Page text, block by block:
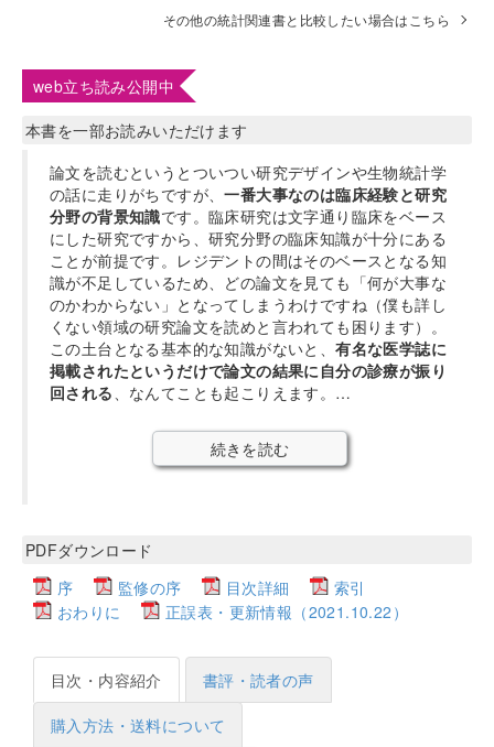
その他の統計関連書と比較したい場合はこちら
web立ち読み公開中
本書を一部お読みいただけます
論文を読むというとついつい研究デザインや生物統計学
の話に走りがちですが、一番大事なのは臨床経験と研究
分野の背景知識です。臨床研究は文字通り臨床をベース
にした研究ですから、研究分野の臨床知識が十分にある
ことが前提です。レジデントの間はそのベースとなる知
識が不足しているため、どの論文を見ても「何が大事な
のかわからない」となってしまうわけですね（僕も詳し
くない領域の研究論文を読めと言われても困ります）。
この土台となる基本的な知識がないと、有名な医学誌に
掲載されたというだけで論文の結果に自分の診療が振り
回される、なんてことも起こりえます。…
続きを読む
PDFダウンロード
序
監修の序 目次詳細
索引
おわりに
正誤表・更新情報（2021.10.22）
目次・内容紹介 書評・読者の声
購入方法・送料について